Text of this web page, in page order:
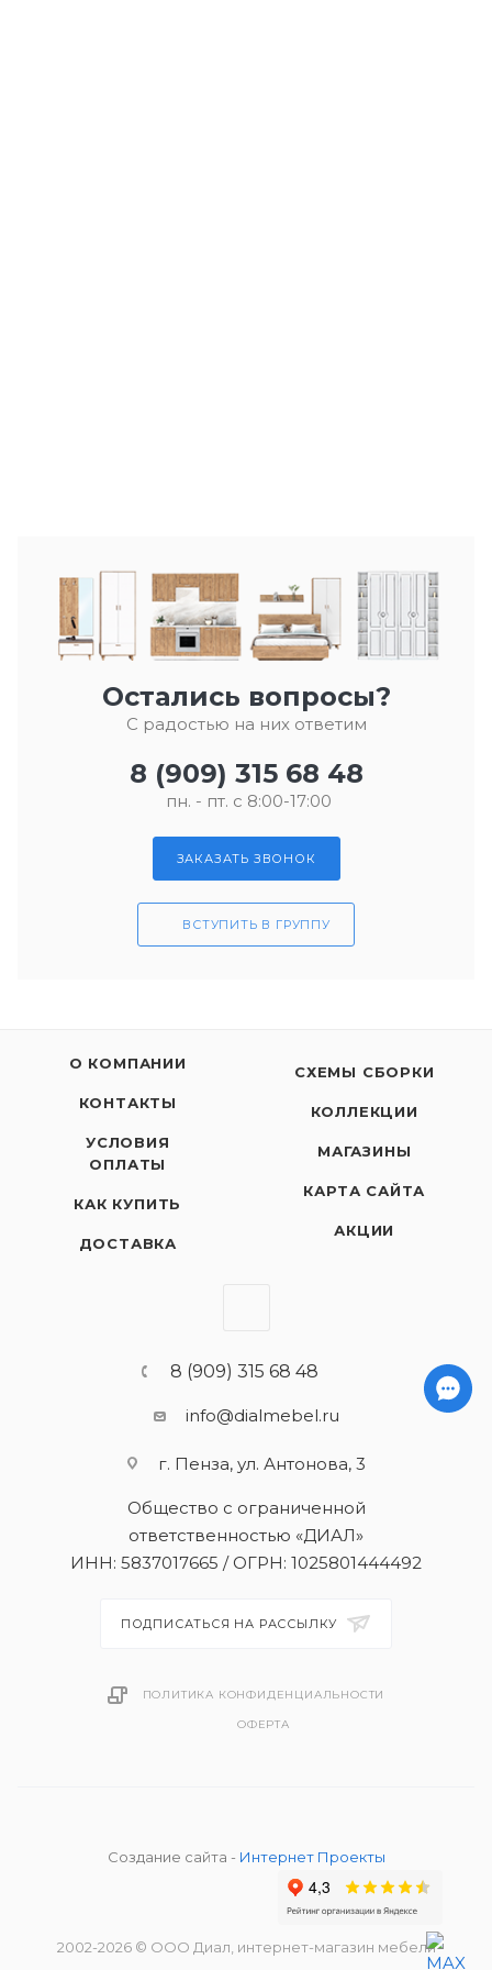
Остались вопросы?
С радостью на них ответим
8 (909) 315 68 48
пн. - пт. с 8:00-17:00
ЗАКАЗАТЬ ЗВОНОК
ВСТУПИТЬ В ГРУППУ
О КОМПАНИИ
КОНТАКТЫ
УСЛОВИЯ
ОПЛАТЫ
КАК КУПИТЬ
ДОСТАВКА
СХЕМЫ СБОРКИ
КОЛЛЕКЦИИ
МАГАЗИНЫ
КАРТА САЙТА
АКЦИИ
8 (909) 315 68 48
info@dialmebel.ru
г. Пенза, ул. Антонова, 3
Общество с ограниченной
ответственностью «ДИАЛ»
ИНН: 5837017665 / ОГРН: 1025801444492
ПОДПИСАТЬСЯ НА РАССЫЛКУ
ПОЛИТИКА КОНФИДЕНЦИАЛЬНОСТИ
ОФЕРТА
Создание сайта - Интернет Проекты
2002-2026 © ООО Диал, интернет-магазин мебели